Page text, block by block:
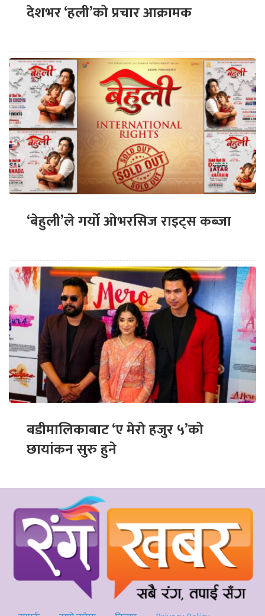
देशभर ‘हली’को प्रचार आक्रामक
‘बेहुली’ले गर्यो ओभरसिज राइट्स कब्जा
बडीमालिकाबाट ‘ए मेरो हजुर ५’को
छायांकन सुरु हुने